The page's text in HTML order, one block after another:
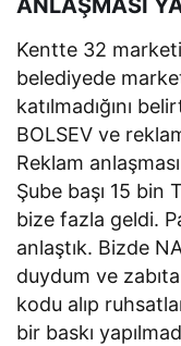
ANLAŞMASI
Kentte 32
belediyede
katılmadığını
BOLSEV ve
Reklam
Şube başı 15
bize fazla geldi.
anlaştık. Bizde
duydum ve
kodu alıp
bir baskı